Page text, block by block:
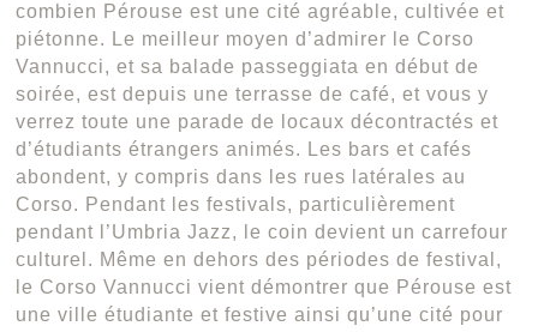
combien Pérouse est une cité agréable, cultivée et
piétonne. Le meilleur moyen d’admirer le Corso
Vannucci, et sa balade passeggiata en début de
soirée, est depuis une terrasse de café, et vous y
verrez toute une parade de locaux décontractés et
d’étudiants étrangers animés. Les bars et cafés
abondent, y compris dans les rues latérales au
Corso. Pendant les festivals, particulièrement
pendant l’Umbria Jazz, le coin devient un carrefour
culturel. Même en dehors des périodes de festival,
le Corso Vannucci vient démontrer que Pérouse est
une ville étudiante et festive ainsi qu’une cité pour